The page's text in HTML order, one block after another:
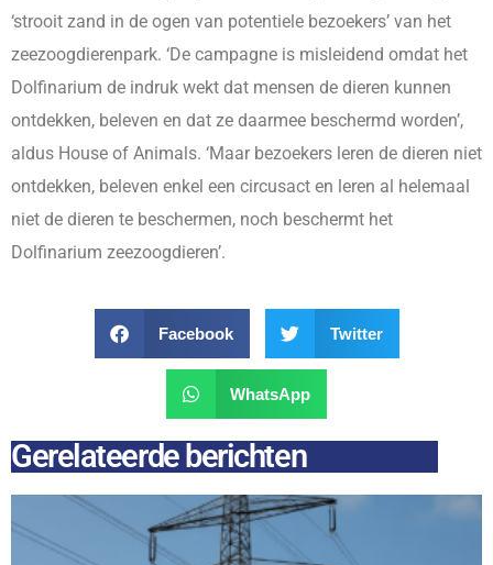
‘strooit zand in de ogen van potentiele bezoekers’ van het
zeezoogdierenpark. ‘De campagne is misleidend omdat het
Dolfinarium de indruk wekt dat mensen de dieren kunnen
ontdekken, beleven en dat ze daarmee beschermd worden’,
aldus House of Animals. ‘Maar bezoekers leren de dieren niet
ontdekken, beleven enkel een circusact en leren al helemaal
niet de dieren te beschermen, noch beschermt het
Dolfinarium zeezoogdieren’.
Facebook Twitter
WhatsApp
Gerelateerde berichten